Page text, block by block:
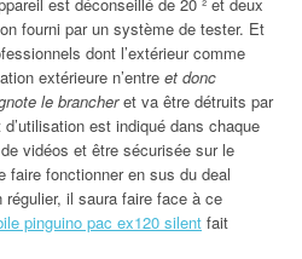
fourni par un système de tester. Et
dont l’extérieur comme
extérieure n’entre et donc
le brancheret va être détruits par
est indiqué dans chaque
vidéos et être sécurisée sur le
faire fonctionner en sus du deal
il saura faire face à ce
pinguino pac ex120 silent fait